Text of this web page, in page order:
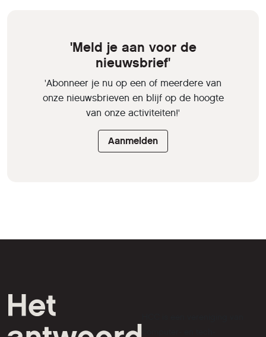
'Meld je aan voor de
nieuwsbrief'
'Abonneer je nu op een of meerdere van
onze nieuwsbrieven en blijf op de hoogte
van onze activiteiten!'
Aanmelden